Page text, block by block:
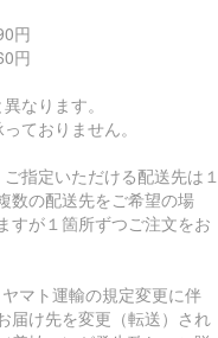
円
円
なります。
ておりません。
指定いただける配送先は１
数の配送先をご希望の場
すが１箇所ずつご注文をお
マト運輸の規定変更に伴
届け先を変更（転送）され